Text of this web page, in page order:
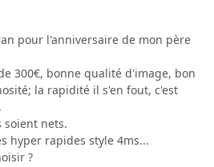
pour l'anniversaire de mon père
300€, bonne qualité d'image, bon
la rapidité il s'en fout, c'est
soient nets.
hyper rapides style 4ms...
?